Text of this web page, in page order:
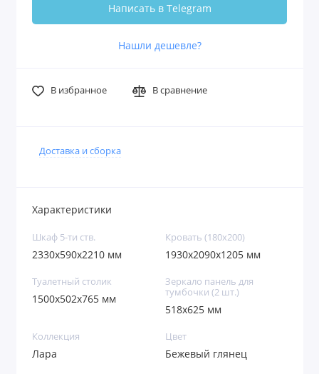
Написать в Telegram
Нашли дешевле?
В избранное В сравнение
Доставка и сборка
Характеристики
Шкаф 5-ти ств.
2330x590x2210 мм
Кровать (180х200)
1930x2090x1205 мм
Туалетный столик
1500x502x765 мм
Зеркало панель для
тумбочки (2 шт.)
518x625 мм
Коллекция
Лара
Цвет
Бежевый глянец